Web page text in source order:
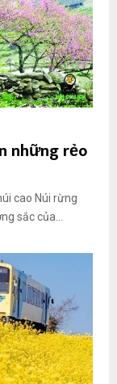
những rẻo
cao Núi rừng
sắc của...